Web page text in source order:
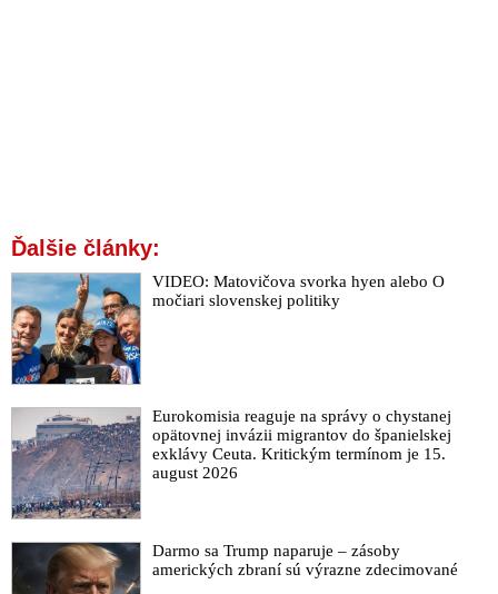
Ďalšie články:
VIDEO: Matovičova svorka hyen alebo O
močiari slovenskej politiky
Eurokomisia reaguje na správy o chystanej
opätovnej invázii migrantov do španielskej
exklávy Ceuta. Kritickým termínom je 15.
august 2026
Darmo sa Trump naparuje – zásoby
amerických zbraní sú výrazne zdecimované